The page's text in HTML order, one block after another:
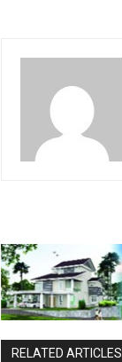
RELATED ARTICLES